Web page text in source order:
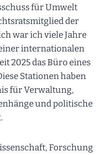
für Umwelt
der
war ich viele Jahre
internationalen
2025 das Büro eines
Stationen haben
für Verwaltung,
und politische
Forschung